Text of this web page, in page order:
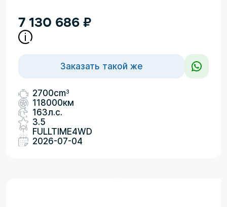
7 130 686 ₽
Заказать такой же
2700cm3
118000км
163л.с.
3.5
FULLTIME4WD
2026-07-04